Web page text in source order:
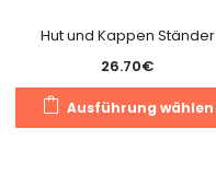
Hut und Kappen Ständer
26.70€
Ausführung wählen